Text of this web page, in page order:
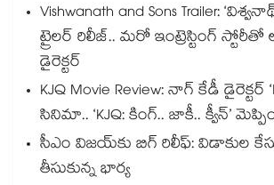
Vishwanath and Sons Trailer:
ట్రైలర్ రిలీజ్.. మరో ఇంట్రెస్టింగ్ స్టోరీతో
డైరెక్టర్
KJQ Movie Review: నాగ్ కేడీ డైరెక్టర్
సినిమా.. ‘KJQ: కింగ్.. జాకీ.. క్వీన్’
సీఎం విజయ్‎కు బిగ్ రిలీఫ్: విడాకుల
తీసుకున్న భార్య